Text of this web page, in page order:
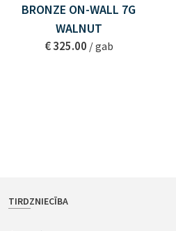
BRONZE ON-WALL 7G
WALNUT
€ 325.00 / gab
TIRDZNIECĪBA